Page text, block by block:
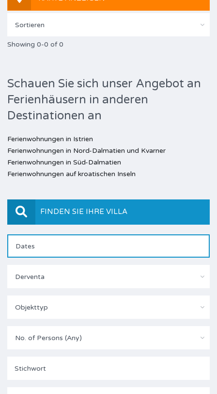
Sortieren
Showing 0-0 of 0
Schauen Sie sich unser Angebot an
Ferienhäusern in anderen
Destinationen an
Ferienwohnungen in Istrien
Ferienwohnungen in Nord-Dalmatien und Kvarner
Ferienwohnungen in Süd-Dalmatien
Ferienwohnungen auf kroatischen Inseln
FINDEN SIE IHRE VILLA
Derventa
Objekttyp
No. of Persons (Any)